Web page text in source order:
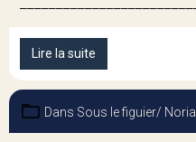
Lire la suite
Dans Sous le figuier/ Noria